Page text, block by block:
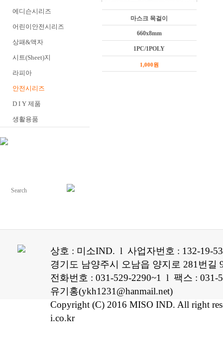
에디슨시리즈
어린이안전시리즈
상패&액자
시트(Sheet)지
라피아
안전시리즈
D I Y 제품
생활용품
마스크 목걸이
660x8mm
1PC/1POLY
1,000원
상호 : 미소IND. l 사업자번호 : 132-19-
경기도 남양주시 오남읍 양지로 281번길
전화번호 : 031-529-2290~1 l 팩스 :
유기홍(ykh1231@hanmail.net)
Copyright (C) 2016 MISO IND. All right
i.co.kr